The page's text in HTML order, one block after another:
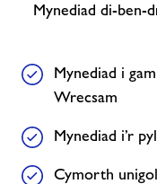
Mynediad di-ben-
Mynediad i
Wrecsam
Mynediad i’r
Cymorth